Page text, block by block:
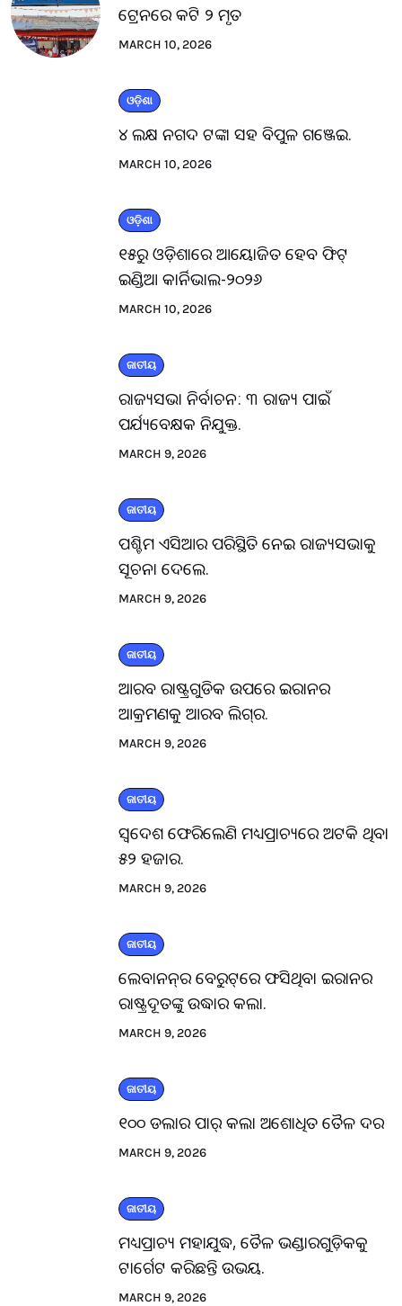
ଟ୍ରେନରେ କଟି ୨ ମୃତ
MARCH 10, 2026
ଓଡ଼ିଶା
୪ ଲକ୍ଷ ନଗଦ ଟଙ୍କା ସହ ବିପୁଳ ଗଞ୍ଜେଇ.
MARCH 10, 2026
ଓଡ଼ିଶା
୧୫ରୁ ଓଡ଼ିଶାରେ ଆୟୋଜିତ ହେବ ଫିଟ୍
ଇଣ୍ଡିଆ କାର୍ନିଭାଲ-୨୦୨୬
MARCH 10, 2026
ଜାତୀୟ
ରାଜ୍ୟସଭା ନିର୍ବାଚନ: ୩ ରାଜ୍ୟ ପାଇଁ
ପର୍ଯ୍ୟବେକ୍ଷକ ନିଯୁକ୍ତ.
MARCH 9, 2026
ଜାତୀୟ
ପଶ୍ଚିମ ଏସିଆର ପରିସ୍ଥିତି ନେଇ ରାଜ୍ୟସଭାକୁ
ସୂଚନା ଦେଲେ.
MARCH 9, 2026
ଜାତୀୟ
ଆରବ ରାଷ୍ଟ୍ରଗୁଡିକ ଉପରେ ଇରାନର
ଆକ୍ରମଣକୁ ଆରବ ଲିଗ୍‌ର.
MARCH 9, 2026
ଜାତୀୟ
ସ୍ବଦେଶ ଫେରିଲେଣି ମଧ୍ୟପ୍ରାଚ୍ୟରେ ଅଟକି ଥିବା
୫୨ ହଜାର.
MARCH 9, 2026
ଜାତୀୟ
ଲେବାନନ୍‌ର ବେରୁଟ୍‌ରେ ଫସିଥିବା ଇରାନର
ରାଷ୍ଟ୍ରଦୂତଙ୍କୁ ଉଦ୍ଧାର କଲା.
MARCH 9, 2026
ଜାତୀୟ
୧୦୦ ଡଲାର ପାର୍ କଲା ଅଶୋଧିତ ତୈଳ ଦର
MARCH 9, 2026
ଜାତୀୟ
ମଧ୍ୟପ୍ରାଚ୍ୟ ମହାଯୁଦ୍ଧ, ତୈଳ ଭଣ୍ଡାରଗୁଡ଼ିକକୁ
ଟାର୍ଗେଟ କରିଛନ୍ତି ଉଭୟ.
MARCH 9, 2026